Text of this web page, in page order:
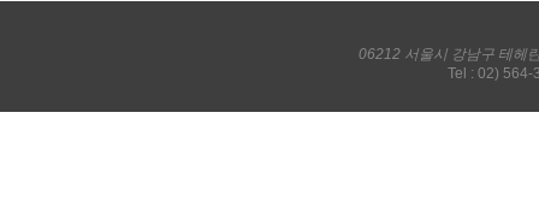
06212 서울시 강남구 테헤
Tel : 02) 564-